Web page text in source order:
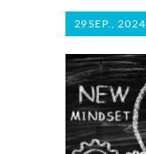
29SEP., 2024